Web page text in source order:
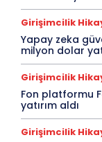
Girişimcilik
Yapay zeka
milyon dolar
Girişimcilik
Fon platformu
yatırım aldı
Girişimcilik